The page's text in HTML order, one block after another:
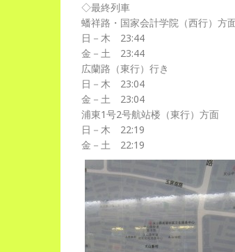
◇最終列車
蟠祥路・国家会計学院（西行）方
日－木 23:44
金－土 23:44
広蘭路（東行）行き
日－木 23:04
金－土 23:04
浦東1号2号航站楼（東行）方面
日－木 22:19
金－土 22:19